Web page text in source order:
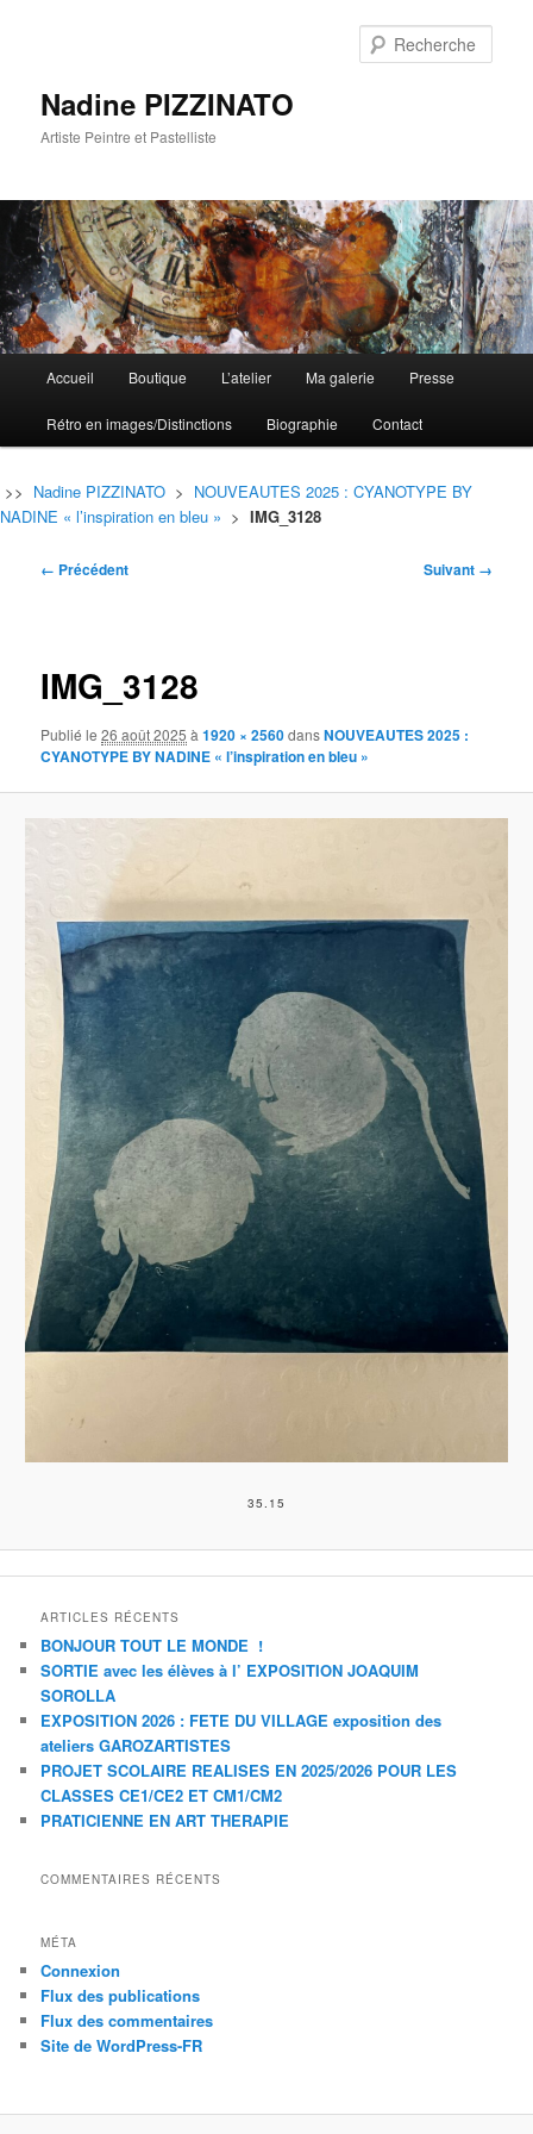
Nadine PIZZINATO
Artiste Peintre et Pastelliste
principal
Aller
au
contenu
principal
Aller
au
contenu
secondaire
Accueil Boutique L’atelier Ma galerie Presse
Rétro en images/Distinctions Biographie Contact
>> Nadine PIZZINATO > NOUVEAUTES 2025 : CYANOTYPE BY
NADINE « l’inspiration en bleu » > IMG_3128
Navigation
← Précédent Suivant →
IMG_3128
Publié le26 août 2025 à1920 × 2560dansNOUVEAUTES 2025 :
CYANOTYPE BY NADINE « l’inspiration en bleu »
35.15
ARTICLES RÉCENTS
BONJOUR TOUT LE MONDE !
SORTIE avec les élèves à l’ EXPOSITION JOAQUIM
SOROLLA
EXPOSITION 2026 : FETE DU VILLAGE exposition des
ateliers GAROZARTISTES
PROJET SCOLAIRE REALISES EN 2025/2026 POUR LES
CLASSES CE1/CE2 ET CM1/CM2
PRATICIENNE EN ART THERAPIE
COMMENTAIRES RÉCENTS
MÉTA
Connexion
Flux des publications
Flux des commentaires
Site de WordPress-FR